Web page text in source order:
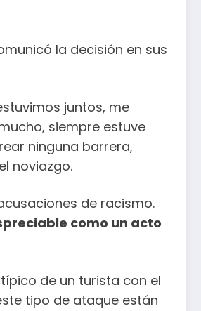
la decisión en sus
juntos, me
siempre estuve
ninguna barrera,
noviazgo.
de racismo.
como un acto
de un turista con el
tipo de ataque están